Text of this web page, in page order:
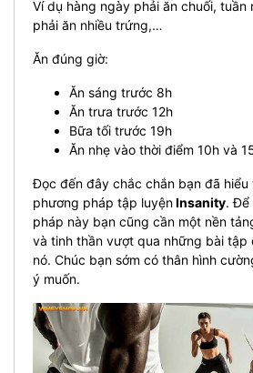
Ví dụ hàng ngày phải ăn chuối, tuần
phải ăn nhiều trứng,…
Ăn đúng giờ:
Ăn sáng trước 8h
Ăn trưa trước 12h
Bữa tối trước 19h
Ăn nhẹ vào thời điểm 10h và
Đọc đến đây chắc chắn bạn đã hiểu
phương pháp tập luyệnInsanity. Để
pháp này bạn cũng cần một nền
và tinh thần vượt qua những bài tập
nó. Chúc bạn sớm có thân hình
ý muốn.